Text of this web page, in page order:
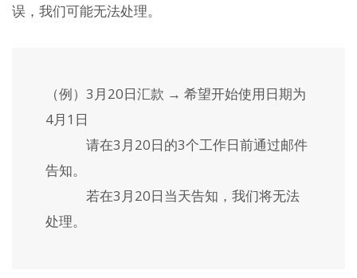
误，我们可能无法处理。
（例）3月20日汇款 → 希望开始使用日期为
4月1日
请在3月20日的3个工作日前通过邮件
告知。
若在3月20日当天告知，我们将无法
处理。